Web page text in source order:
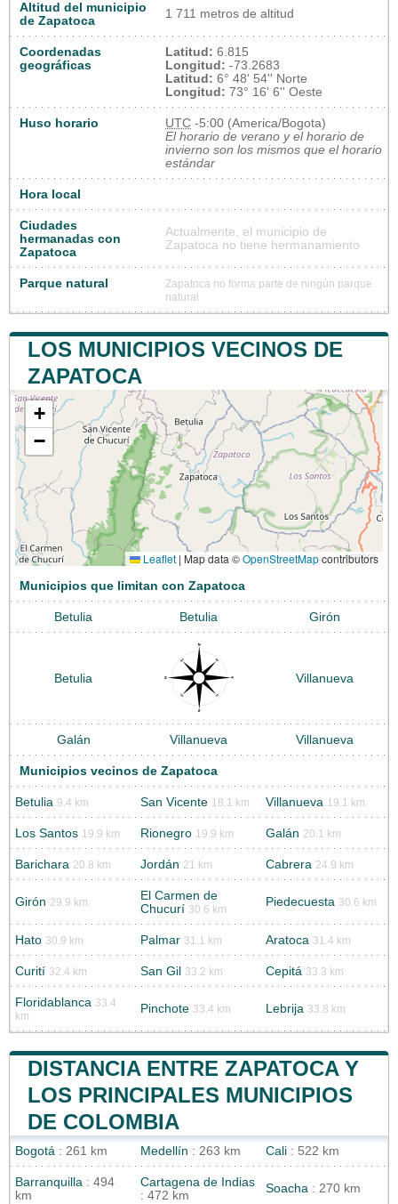
Altitud del municipio
de Zapatoca
1 711 metros de altitud
Coordenadas
geográficas
Latitud: 6.815
Longitud: -73.2683
Latitud: 6° 48' 54'' Norte
Longitud: 73° 16' 6'' Oeste
Huso horario UTC -5:00 (America/Bogota)
El horario de verano y el horario de
invierno son los mismos que el horario
estándar
Hora local
Ciudades
hermanadas con
Zapatoca
Actualmente, el municipio de
Zapatoca no tiene hermanamiento
Parque natural
Zapatoca no forma parte de ningún parque
natural
LOS MUNICIPIOS VECINOS DE
ZAPATOCA
+
−
Leaflet | Map data ©OpenStreetMapcontributors
Municipios que limitan con Zapatoca
Betulia Betulia Girón
Betulia Villanueva
Galán Villanueva Villanueva
Municipios vecinos de Zapatoca
Betulia 9.4 km San Vicente 18.1 km Villanueva 19.1 km
Los Santos 19.9 km Rionegro 19.9 km Galán 20.1 km
Barichara 20.8 km Jordán 21 km Cabrera 24.9 km
Girón 29.9 km
El Carmen de
Chucurí 30.6 km
Piedecuesta 30.6 km
Hato 30.9 km Palmar 31.1 km Aratoca 31.4 km
Curití 32.4 km San Gil 33.2 km Cepitá 33.3 km
Floridablanca 33.4
km
Pinchote 33.4 km Lebrija 33.8 km
DISTANCIA ENTRE ZAPATOCA Y
LOS PRINCIPALES MUNICIPIOS
DE COLOMBIA
Bogotá : 261 km Medellín : 263 km Cali : 522 km
Barranquilla : 494
km
Cartagena de Indias
: 472 km
Soacha : 270 km